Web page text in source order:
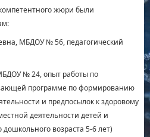
жюри были
МБДОУ № 56, педагогический
№ 24, опыт работы по
программе по формированию
и предпосылок к здоровому
деятельности детей и
возраста 5-6 лет)